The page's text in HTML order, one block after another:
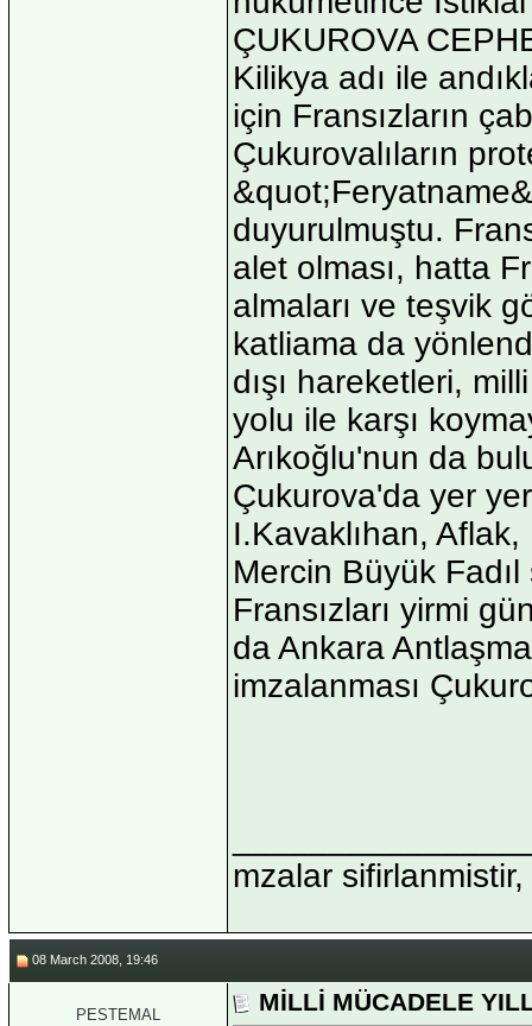
ÇUKUROVA
Kilikya adı ile
için Fransızların
Çukurovalıların
duyurulmuştu.
alet olması, hatta
almaları ve teşvik
katliama da
dışı hareketleri,
yolu ile karşı
Arıkoğlu'nun da
Çukurova'da yer
I.Kavaklıhan, Aflak,
Mercin Büyük Fadıl
Fransızları yirmi
da Ankara
imzalanması
mzalar
08 March 2008, 19:46
PESTEMAL MİLLİ MÜCADELE